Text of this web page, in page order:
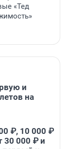
«Тед
и
на
₽, 10 000 ₽
30 000 ₽ и